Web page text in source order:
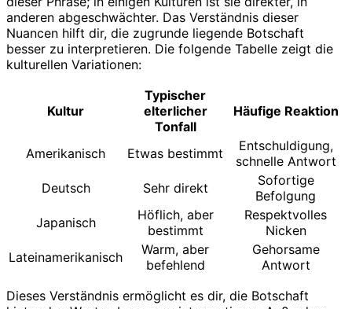
anderen abgeschwächter. Das Verständnis dieser
Nuancen hilft dir, die zugrunde liegende Botschaft
besser zu interpretieren. Die folgende Tabelle zeigt die
kulturellen Variationen:
Kultur
Typischer
elterlicher
Tonfall
Häufige Reaktion
Amerikanisch Etwas bestimmt
Entschuldigung,
schnelle Antwort
Deutsch
Sehr direkt
Sofortige
Befolgung
Japanisch
Höflich, aber
bestimmt
Respektvolles
Nicken
Lateinamerikanisch
Warm, aber
befehlend
Gehorsame
Antwort
Dieses Verständnis ermöglicht es dir, die Botschaft